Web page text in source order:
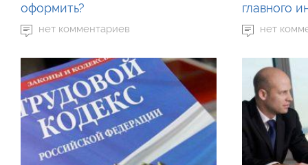
оформить?
нет комментариев
главного
нет